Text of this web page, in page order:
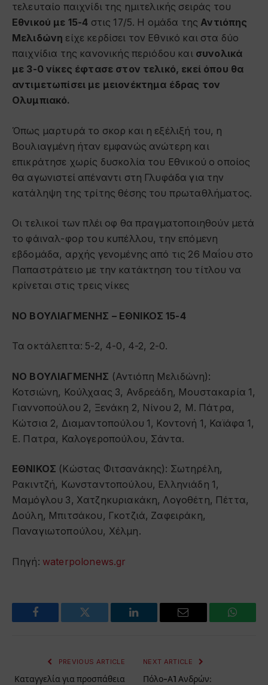
τελευταίο παιχνίδι της ημιτελικής σειράς του
Εθνικού με 15-4 στις 17/5. Η ομάδα της Αντιόπης
Μελιδώνη είχε κερδίσει τον Εθνικό και στα δύο
παιχνίδια της κανονικής περιόδου και συνολικά
με 3-0 νίκες έφτασε στον τελικό, εκεί όπου θα
αντιμετωπίσει με μειονέκτημα έδρας τον
Ολυμπιακό.
Όπως μαρτυρά το σκορ και η εξέλιξή του, η
Βουλιαγμένη ήταν εμφανώς ανώτερη και
επικράτησε χωρίς δυσκολία του Εθνικού ο οποίος
θα αγωνιστεί απέναντι στη Γλυφάδα για την
κατάληψη της τρίτης θέσης του πρωταθλήματος.
Οι τελικοί των πλέι οφ θα πραγματοποιηθούν μετά
το φάιναλ-φορ του κυπέλλου, την επόμενη
εβδομάδα, αρχής γενομένης από τις 26 Μαΐου στο
Παπαστράτειο με την κατάκτηση του τίτλου να
κρίνεται στις τρεις νίκες
ΝΟ ΒΟΥΛΙΑΓΜΕΝΗΣ – ΕΘΝΙΚΟΣ 15-4
Τα οκτάλεπτα: 5-2, 4-0, 4-2, 2-0.
ΝΟ ΒΟΥΛΙΑΓΜΕΝΗΣ (Αντιόπη Μελιδώνη):
Κοτσιώνη, Κούλχαας 3, Ανδρεάδη, Μουστακαρία 1,
Γιαννοπούλου 2, Ξενάκη 2, Νίνου 2, Μ. Πάτρα,
Κώτσια 2, Διαμαντοπούλου 1, Κοντονή 1, Καϊάφα 1,
Ε. Πατρα, Καλογεροπούλου, Σάντα.
ΕΘΝΙΚΟΣ (Κώστας Φιτσανάκης): Σωτηρέλη,
Ρακιντζή, Κωνσταντοπούλου, Ελληνιάδη 1,
Μαμόγλου 3, Χατζηκυριακάκη, Λογοθέτη, Πέττα,
Δούλη, Μπιτσάκου, Γκοτζιά, Ζαφειράκη,
Παναγιωτοπούλου, Χέλμη.
Πηγή: waterpolonews.gr
Facebook Twitter LinkedIn Email
PREVIOUS ARTICLE
Καταγγελία για προσπάθεια
NEXT ARTICLE
Πόλο-Α1 Ανδρών: